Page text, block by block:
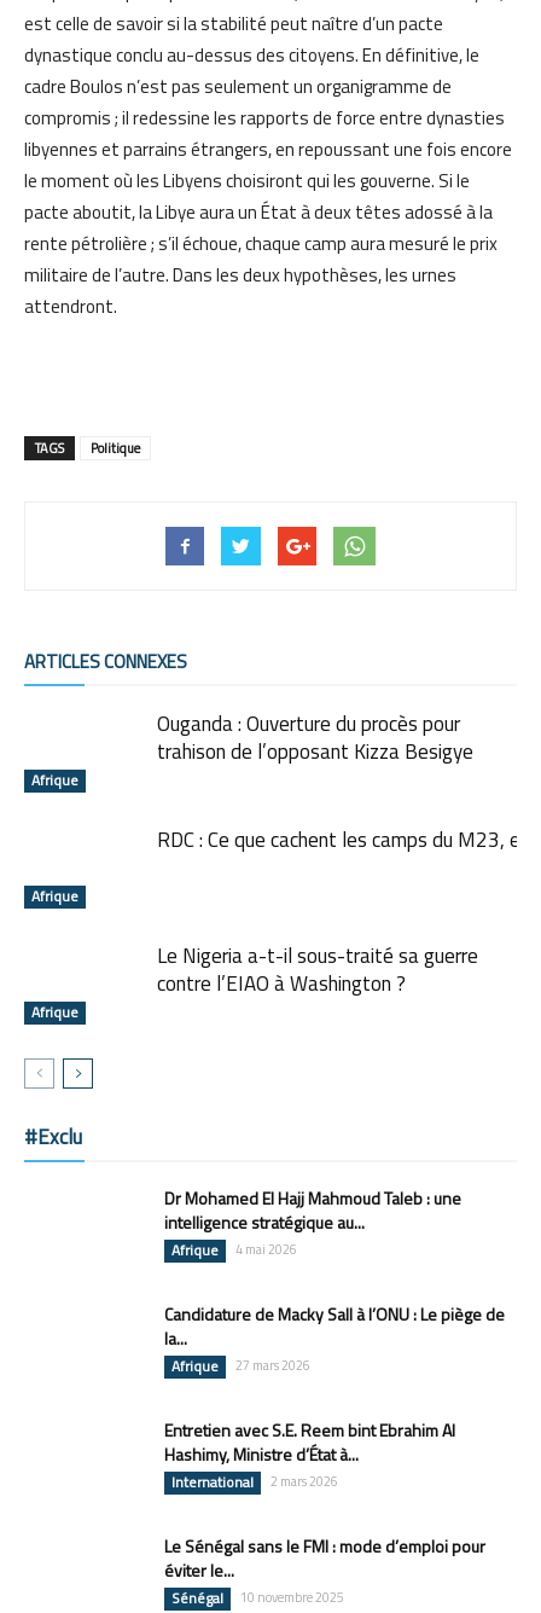
est celle de savoir si la stabilité peut naître d’un pacte
dynastique conclu au-dessus des citoyens. En définitive, le
cadre Boulos n’est pas seulement un organigramme de
compromis ; il redessine les rapports de force entre dynasties
libyennes et parrains étrangers, en repoussant une fois encore
le moment où les Libyens choisiront qui les gouverne. Si le
pacte aboutit, la Libye aura un État à deux têtes adossé à la
rente pétrolière ; s’il échoue, chaque camp aura mesuré le prix
militaire de l’autre. Dans les deux hypothèses, les urnes
attendront.
TAGS Politique
ARTICLES CONNEXES
Afrique
Ouganda : Ouverture du procès pour
trahison de l’opposant Kizza Besigye
Afrique
RDC : Ce que cachent les camps du M23,
Afrique
Le Nigeria a-t-il sous-traité sa guerre
contre l’EIAO à Washington ?
#Exclu
Dr Mohamed El Hajj Mahmoud Taleb : une
intelligence stratégique au...
Afrique 4 mai 2026
Candidature de Macky Sall à l’ONU : Le piège de
la...
Afrique 27 mars 2026
Entretien avec S.E. Reem bint Ebrahim Al
Hashimy, Ministre d’État à...
International 2 mars 2026
Le Sénégal sans le FMI : mode d’emploi pour
éviter le...
Sénégal 10 novembre 2025